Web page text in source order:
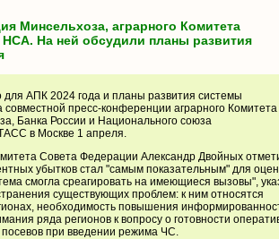
Минсельхоза, аграрного Комитета
На ней обсудили планы развития
для АПК 2024 года и планы развития системы
пресс-конференции аграрного Комитета
Банка России и Национального союза
в Москве 1 апреля.
Совета Федерации Александр Двойных
убытков стал "самым показательным" для
смогла среагировать на имеющиеся вызовы",
существующих проблем: к ним относятся
необходимость повышения
ряда регионов к вопросу о готовности
при введении режима ЧС.